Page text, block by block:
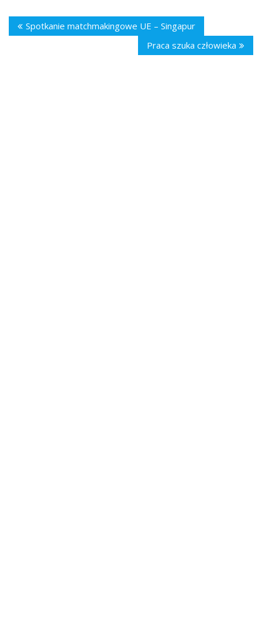
Spotkanie matchmakingowe UE – Singapur
Praca szuka człowieka